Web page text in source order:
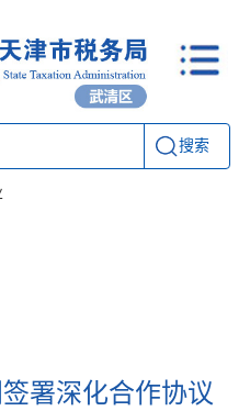
搜索
署深化合作协议